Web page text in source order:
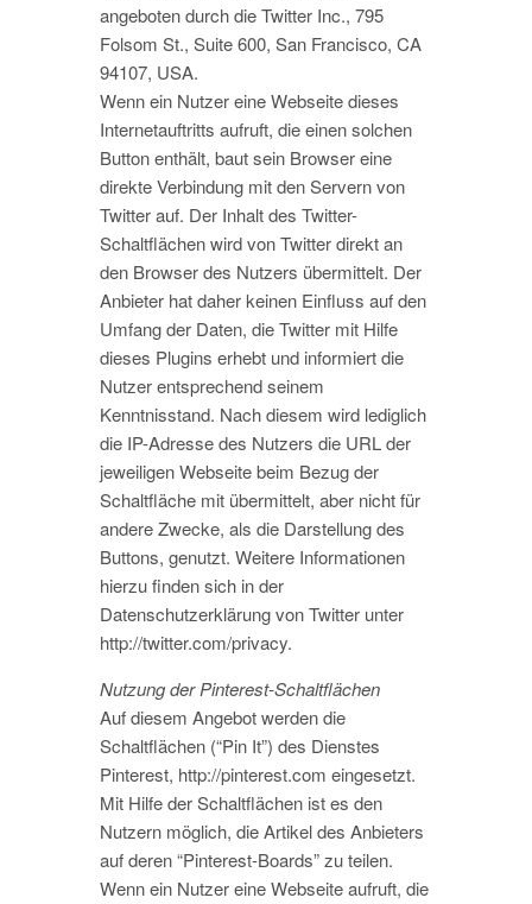
angeboten durch die Twitter Inc., 795
Folsom St., Suite 600, San Francisco, CA
94107, USA.
Wenn ein Nutzer eine Webseite dieses
Internetauftritts aufruft, die einen solchen
Button enthält, baut sein Browser eine
direkte Verbindung mit den Servern von
Twitter auf. Der Inhalt des Twitter-
Schaltflächen wird von Twitter direkt an
den Browser des Nutzers übermittelt. Der
Anbieter hat daher keinen Einfluss auf den
Umfang der Daten, die Twitter mit Hilfe
dieses Plugins erhebt und informiert die
Nutzer entsprechend seinem
Kenntnisstand. Nach diesem wird lediglich
die IP-Adresse des Nutzers die URL der
jeweiligen Webseite beim Bezug der
Schaltfläche mit übermittelt, aber nicht für
andere Zwecke, als die Darstellung des
Buttons, genutzt. Weitere Informationen
hierzu finden sich in der
Datenschutzerklärung von Twitter unter
http://twitter.com/privacy.
Nutzung der Pinterest-Schaltflächen
Auf diesem Angebot werden die
Schaltflächen (“Pin It”) des Dienstes
Pinterest, http://pinterest.com eingesetzt.
Mit Hilfe der Schaltflächen ist es den
Nutzern möglich, die Artikel des Anbieters
auf deren “Pinterest-Boards” zu teilen.
Wenn ein Nutzer eine Webseite aufruft, die